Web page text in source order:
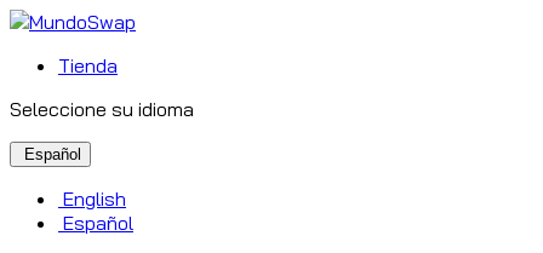
Tienda
Seleccione su idioma
Español
English
Español